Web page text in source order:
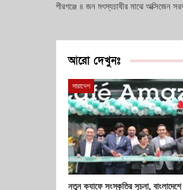
পীরগঞ্জে ৪ জন মৎস্যচাষীর মাঝে অক্সিজেন
আরো দেখুনঃ
সারাদেশ
নতুন ক্যাফে সংস্কৃতির সূচনা, বাংলাদেশে